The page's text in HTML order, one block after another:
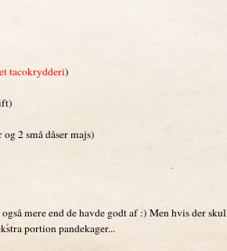
tacokrydderi)
2 små dåser majs)
mere end de havde godt af :) Men hvis der
portion pandekager...